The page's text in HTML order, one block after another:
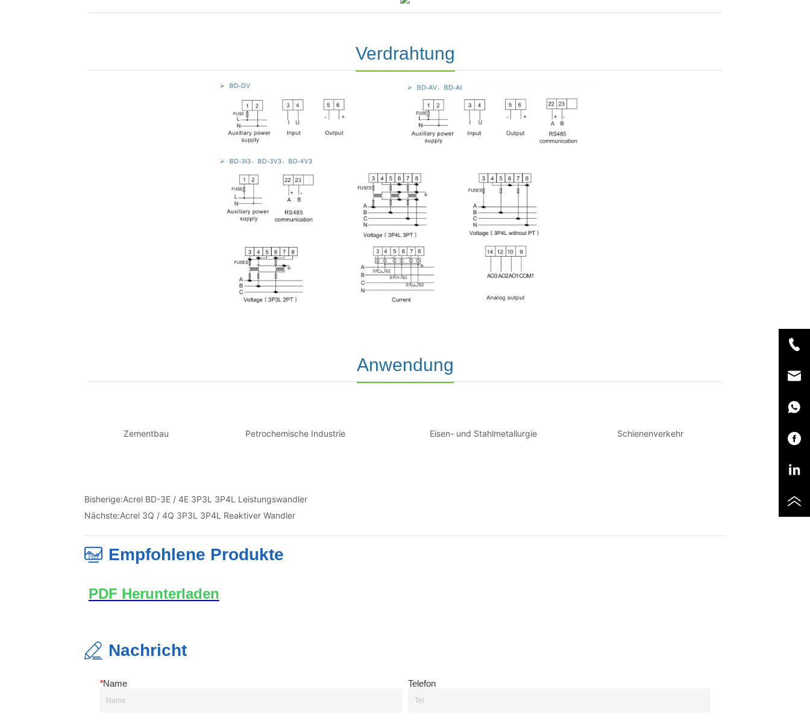
Bisherige:Acrel BD-3E / 4E 3P3L 3P4L Leistungswandler
Nächste:Acrel 3Q / 4Q 3P3L 3P4L Reaktiver Wandler
Empfohlene Produkte
Nachricht
*Name Telefon